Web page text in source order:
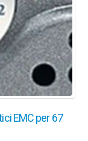
EMC per 67